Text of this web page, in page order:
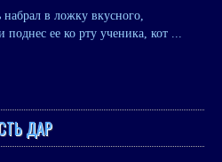
в ложку вкусного,
поднес ее ко рту ученика, кот ...
ДАР